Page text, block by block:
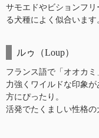
サモエドやビションフ
る犬種によく似合います
ルゥ（Loup）
フランス語で「オオカミ
力強くワイルドな印象
方にぴったり。
活発でたくましい性格の